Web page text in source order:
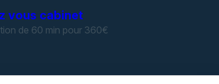
vous cabinet
de 60 min pour 360€